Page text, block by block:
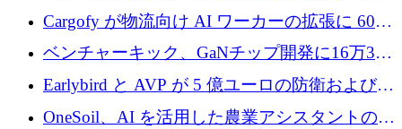
めに1,000万ユーロを調達
Cargofy が物流向け AI ワーカーの拡張に 600
万ドルを獲得
ベンチャーキック、GaNチップ開発に16万3千
ユーロでMinisaを支援
Earlybird と AVP が 5 億ユーロの防衛および二
重用途の成長基金である E2D を立ち上げる
OneSoil、AI を活用した農業アシスタントの拡